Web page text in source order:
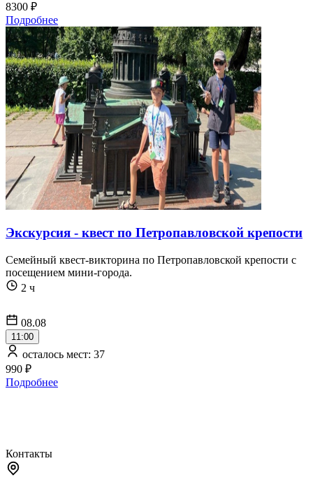
8300 ₽
Подробнее
Экскурсия - квест по Петропавловской крепости
Семейный квест-викторина по Петропавловской крепости с
посещением мини-города.
2 ч
08.08
11:00
осталось мест: 37
990 ₽
Подробнее
Контакты